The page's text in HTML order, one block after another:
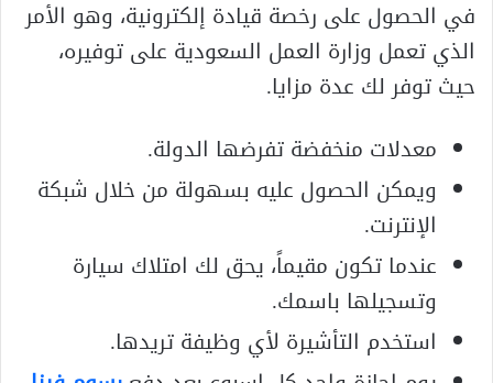
في الحصول على رخصة قيادة إلكترونية، وهو الأمر
الذي تعمل وزارة العمل السعودية على توفيره،
حيث توفر لك عدة مزايا.
معدلات منخفضة تفرضها الدولة.
ويمكن الحصول عليه بسهولة من خلال شبكة
الإنترنت.
عندما تكون مقيماً، يحق لك امتلاك سيارة
وتسجيلها باسمك.
استخدم التأشيرة لأي وظيفة تريدها.